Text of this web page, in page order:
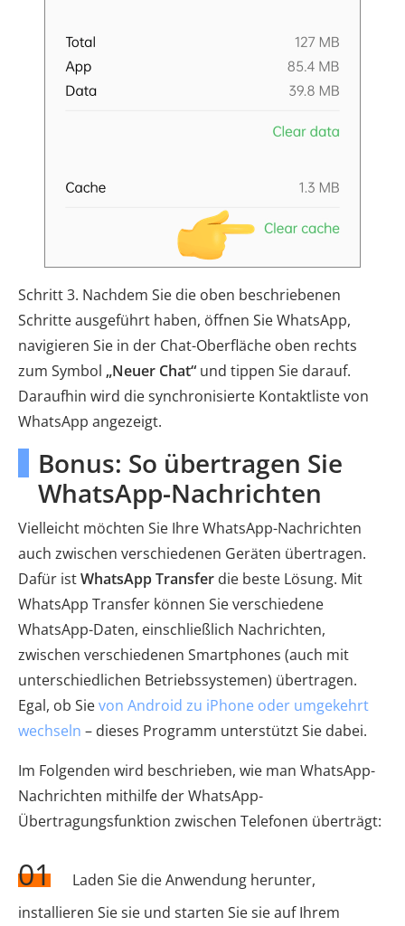
Schritt 3. Nachdem Sie die oben beschriebenen
Schritte ausgeführt haben, öffnen Sie WhatsApp,
navigieren Sie in der Chat-Oberfläche oben rechts
zum Symbol „Neuer Chat“ und tippen Sie darauf.
Daraufhin wird die synchronisierte Kontaktliste von
WhatsApp angezeigt.
Bonus: So übertragen Sie
WhatsApp-Nachrichten
Vielleicht möchten Sie Ihre WhatsApp-Nachrichten
auch zwischen verschiedenen Geräten übertragen.
Dafür istWhatsApp Transfer die beste Lösung. Mit
WhatsApp Transfer können Sie verschiedene
WhatsApp-Daten, einschließlich Nachrichten,
zwischen verschiedenen Smartphones (auch mit
unterschiedlichen Betriebssystemen) übertragen.
Egal, ob Sievon Android zu iPhone oder umgekehrt
wechseln – dieses Programm unterstützt Sie dabei.
Im Folgenden wird beschrieben, wie man WhatsApp-
Nachrichten mithilfe der WhatsApp-
Übertragungsfunktion zwischen Telefonen überträgt:
01
Laden Sie die Anwendung herunter,
installieren Sie sie und starten Sie sie auf Ihrem